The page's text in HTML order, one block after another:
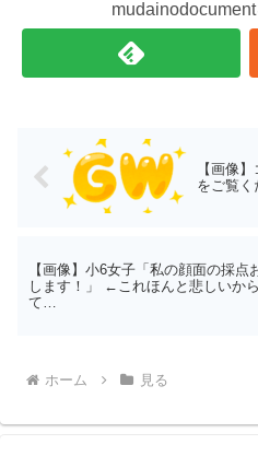
【画像
をご覧く
【画像】小6女子「私の顔面の採点
します！」 ←これほんと悲しいか
て…
ホーム 見る